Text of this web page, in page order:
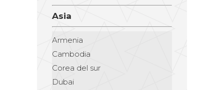
Asia
Armenia
Cambodia
Corea del sur
Dubai